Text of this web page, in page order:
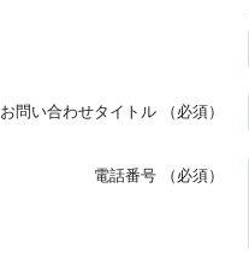
お問い合わせタイトル （必須）
電話番号 （必須）